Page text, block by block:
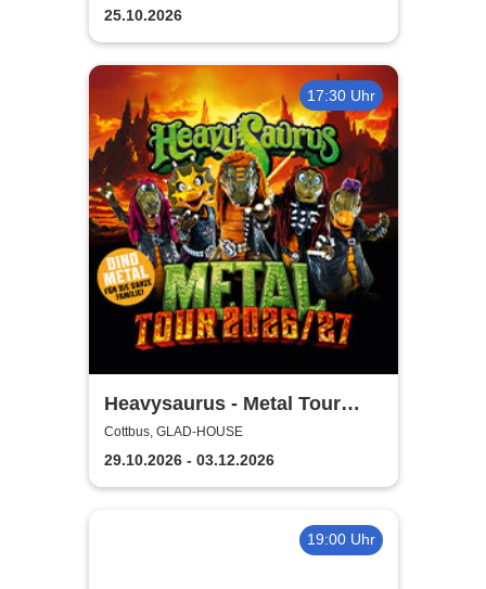
Nachfrage Tour
25.10.2026
17:30 Uhr
Heavysaurus - Metal Tour
2026/27
Cottbus, GLAD-HOUSE
29.10.2026 - 03.12.2026
19:00 Uhr